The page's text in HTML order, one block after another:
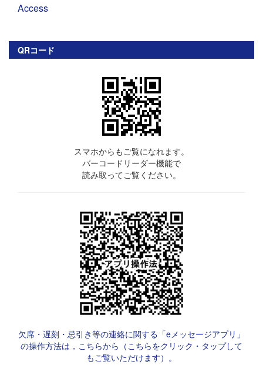
Access
QRコード
スマホからもご覧になれます。
バーコードリーダー機能で
読み取ってご覧ください。
欠席・遅刻・忌引き等の連絡に関する「eメッセージアプリ」
の操作方法は，こちらから（こちらをクリック・タップして
もご覧いただけます）。